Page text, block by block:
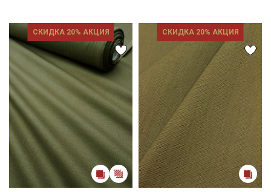
СКИДКА 20% АКЦИЯ СКИДКА 20% АКЦИЯ